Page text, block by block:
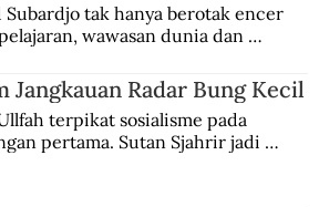
Betawi Menyambut
Subardjo tak hanya berotak encer
wawasan dunia dan
Multatuli, hingga Sun Yat-sen.
Jangkauan Radar Bung Kecil
terpikat sosialisme pada
pertama. Sutan Sjahrir jadi